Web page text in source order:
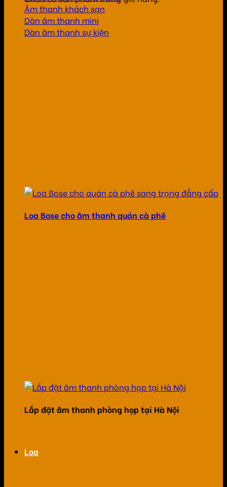
Âm thanh khách sạn
Dàn âm thanh mini
Dàn âm thanh sự kiện
Loa Bose cho âm thanh quán cà phê
Lắp đặt âm thanh phòng họp tại Hà Nội
Loa